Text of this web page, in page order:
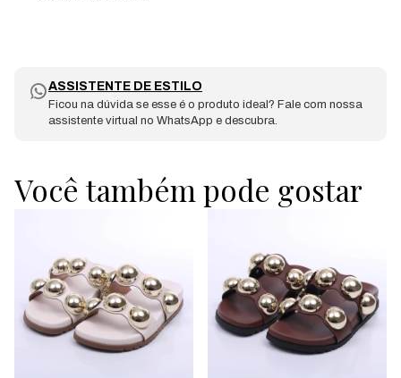
ASSISTENTE DE ESTILO
Ficou na dúvida se esse é o produto ideal? Fale com nossa
assistente virtual no WhatsApp e descubra.
Você também pode gostar